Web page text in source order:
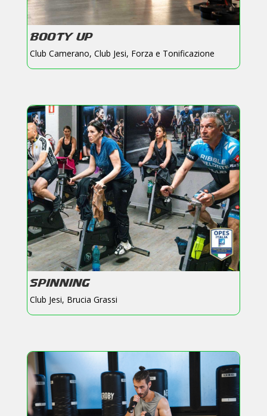
BOOTY UP
Club Camerano, Club Jesi, Forza e Tonificazione
SPINNING
Club Jesi, Brucia Grassi